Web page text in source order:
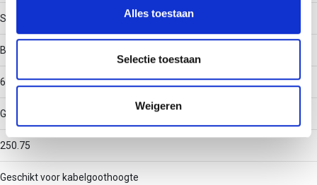
en om ons websiteverkeer te analyseren. Ook delen we
partners voor social media, adverteren en analyse. Deze
partners kunnen deze gegevens combineren met andere
informatie die u aan ze heeft verstrekt of die ze hebben
verzameld op basis van uw gebruik van hun services.
Alles toestaan
Selectie toestaan
Weigeren
Staal
Binnenstraal
60
Geschikt voor kabelgootbreedte
250.75
Geschikt voor kabelgoothoogte